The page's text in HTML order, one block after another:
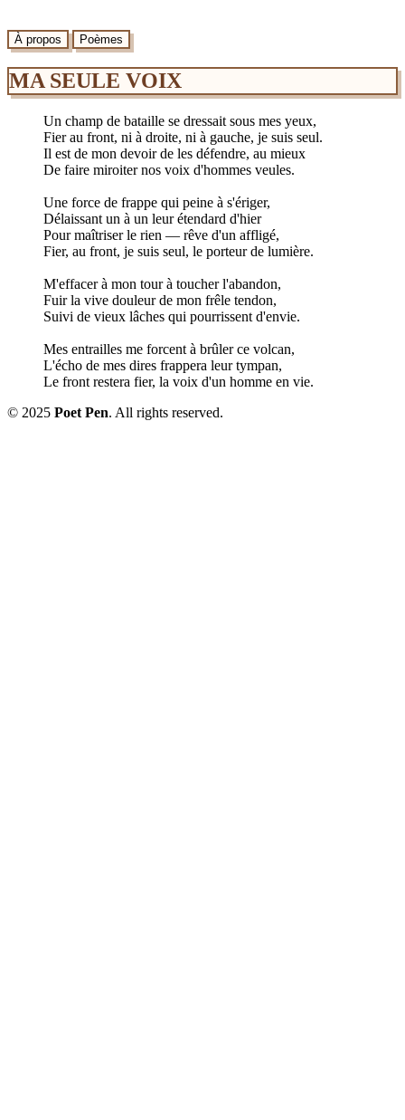
À propos Poèmes
MA SEULE VOIX
Un champ de bataille se dressait sous mes yeux,
Fier au front, ni à droite, ni à gauche, je suis seul.
Il est de mon devoir de les défendre, au mieux
De faire miroiter nos voix d'hommes veules.
Une force de frappe qui peine à s'ériger,
Délaissant un à un leur étendard d'hier
Pour maîtriser le rien — rêve d'un affligé,
Fier, au front, je suis seul, le porteur de lumière.
M'effacer à mon tour à toucher l'abandon,
Fuir la vive douleur de mon frêle tendon,
Suivi de vieux lâches qui pourrissent d'envie.
Mes entrailles me forcent à brûler ce volcan,
L'écho de mes dires frappera leur tympan,
Le front restera fier, la voix d'un homme en vie.
© 2025 Poet Pen. All rights reserved.